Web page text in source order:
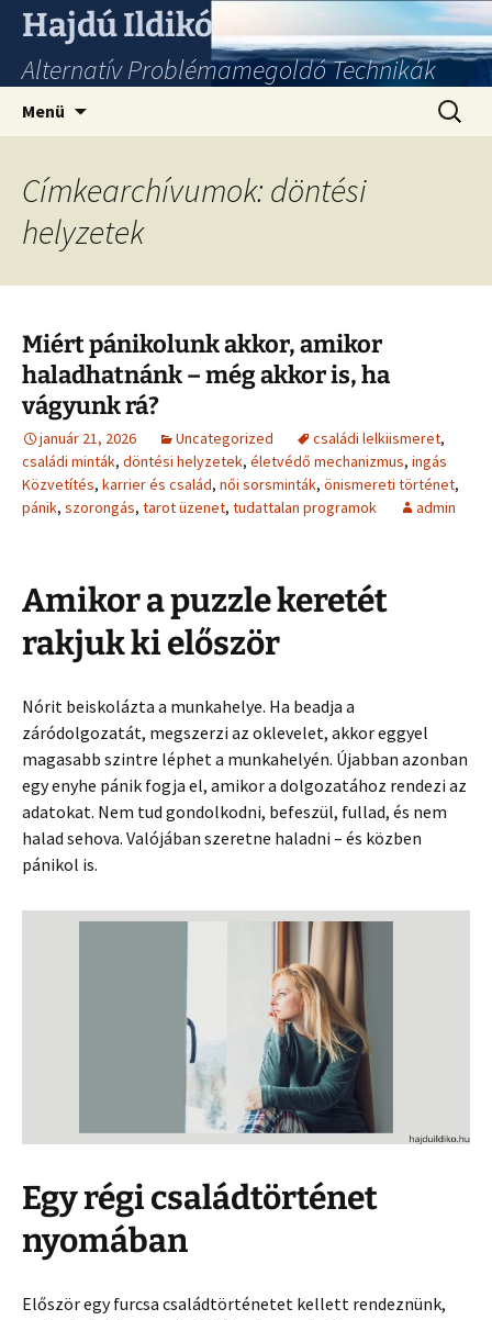
Hajdú Ildikó
Alternatív Problémamegoldó Technikák
Menü
Címkearchívumok: döntési
helyzetek
Miért pánikolunk akkor, amikor
haladhatnánk – még akkor is, ha
vágyunk rá?
január 21, 2026 Uncategorized családi lelkiismeret,
családi minták, döntési helyzetek, életvédő mechanizmus, ingás
Közvetítés, karrier és család, női sorsminták, önismereti történet,
pánik, szorongás, tarot üzenet, tudattalan programok admin
Amikor a puzzle keretét
rakjuk ki először
Nórit beiskolázta a munkahelye. Ha beadja a
záródolgozatát, megszerzi az oklevelet, akkor eggyel
magasabb szintre léphet a munkahelyén. Újabban azonban
egy enyhe pánik fogja el, amikor a dolgozatához rendezi az
adatokat. Nem tud gondolkodni, befeszül, fullad, és nem
halad sehova. Valójában szeretne haladni – és közben
pánikol is.
Egy régi családtörténet
nyomában
Először egy furcsa családtörténetet kellett rendeznünk,